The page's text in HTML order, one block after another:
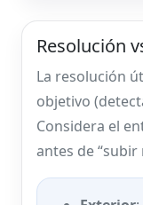
Resolución
La resolución
objetivo
Considera el
antes de “subir